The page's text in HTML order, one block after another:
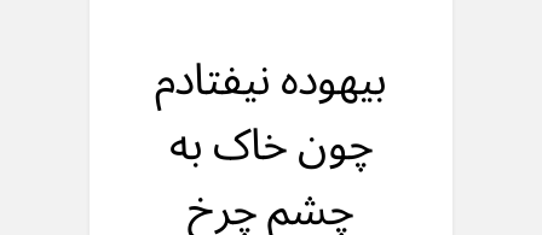
بیهوده نیفتادم
چون خاک به
چشم چرخ